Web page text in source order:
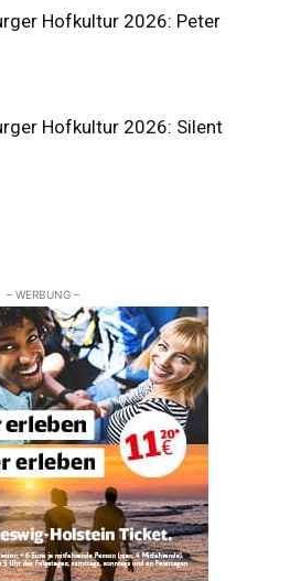
Hofkultur 2026: Peter
Hofkultur 2026: Silent
– WERBUNG –